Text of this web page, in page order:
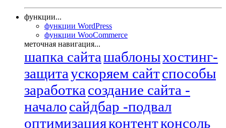
функции...
функции WordPress
функции WooCommerce
меточная навигация...
шапка сайташаблоныхостинг-
защитаускоряем сайтспособы
заработка создание сайта -
началосайдбар -подвал
оптимизацияконтентконсоль